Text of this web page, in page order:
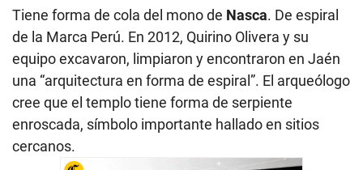
Tiene forma de cola del mono de Nasca. De espiral
de la Marca Perú. En 2012, Quirino Olivera y su
equipo excavaron, limpiaron y encontraron en Jaén
una “arquitectura en forma de espiral”. El arqueólogo
cree que el templo tiene forma de serpiente
enroscada, símbolo importante hallado en sitios
cercanos.